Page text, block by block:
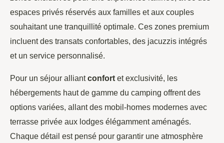
espaces privés réservés aux familles et aux couples
souhaitant une tranquillité optimale. Ces zones premium
incluent des transats confortables, des jacuzzis intégrés
et un service personnalisé.
Pour un séjour alliantconfort et exclusivité, les
hébergements haut de gamme du camping offrent des
options variées, allant des mobil-homes modernes avec
terrasse privée aux lodges élégamment aménagés.
Chaque détail est pensé pour garantir une atmosphère